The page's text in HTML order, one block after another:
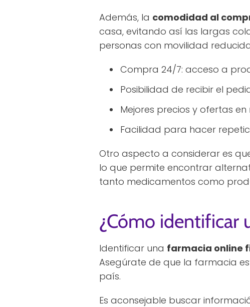
Además, la comodidad al
casa, evitando así las largas
personas con movilidad
Compra 24/7: acceso a
Posibilidad de recibir el
Mejores precios y ofertas
Facilidad para hacer
Otro aspecto a considerar es
lo que permite encontrar
tanto medicamentos como
¿Cómo identificar
Identificar una farmacia online
Asegúrate de que la farmacia
país.
Es aconsejable buscar